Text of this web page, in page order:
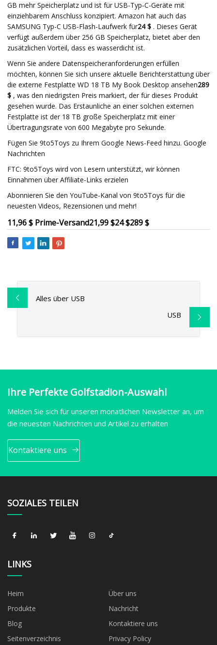
GB mehr Speicherplatz und ist für USB-Typ-C-Geräte mit
einziehbarem Anschluss konzipiert. Amazon hat auch das
SAMSUNG Typ-C USB-Flash-Laufwerk für24 $ . Dieses Gerät
verfügt außerdem über 256 GB Speicherplatz, bietet aber den
zusätzlichen Vorteil, dass es wasserdicht ist.
Wenn Sie andere Datenspeicheranforderungen erfüllen
möchten, können Sie sich unsere aktuelle Berichterstattung über
die externe Festplatte WD 18 TB My Book Desktop ansehen289
$ , was den niedrigsten Preis markiert, der für dieses Produkt
gesehen wurde. Das Erstaunliche an einer solchen externen
Festplatte ist der 18 TB große Speicherplatz mit einer
Übertragungsrate von 600 Megabyte pro Sekunde.
Fügen Sie 9to5Toys zu Ihrem Google News-Feed hinzu. Google
Nachrichten
FTC: 9to5Toys wird von Lesern unterstützt, wir können
Einnahmen über Affiliate-Links erzielen
Abonnieren Sie den YouTube-Kanal von 9to5Toys für die
neuesten Videos, Rezensionen und mehr!
11,96 $ Prime-Versand21,99 $24 $289 $
Alles über USB
USB
Ihre Perfekte Golfstadion-Auswahl
Melden Sie sich für unseren monatlichen Newsletter an, um
die neuesten Nachrichten und Artikel zu erhalten
Kontaktiere uns
SOZIALES TEILEN
LINKS
Heim
Über uns
Produkte
Nachricht
Blog
Kontaktiere uns
Seitenverzeichnis
Privacy Policy